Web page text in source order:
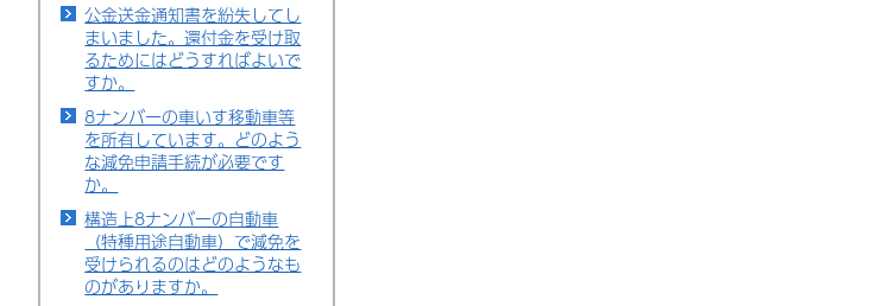
公金送金通知書を紛失してし
まいました。還付金を受け取
るためにはどうすればよいで
すか。
8ナンバーの車いす移動車等
を所有しています。どのよう
な減免申請手続が必要です
か。
構造上8ナンバーの自動車
（特種用途自動車）で減免を
受けられるのはどのようなも
のがありますか。